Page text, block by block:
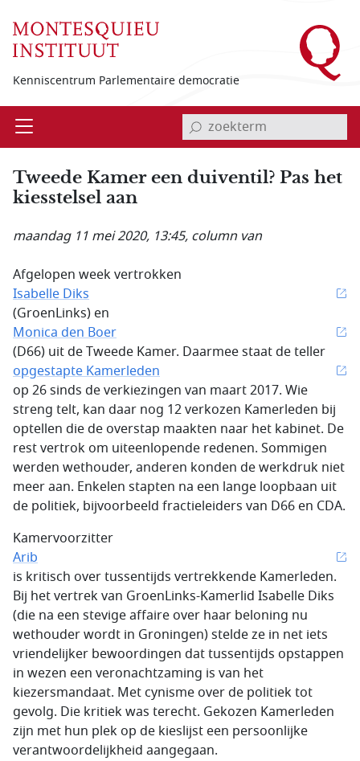
Kenniscentrum Parlementaire democratie
Open invoerveld zoekterm
Tweede Kamer een duiventil? Pas het
kiesstelsel aan
maandag 11 mei 2020, 13:45, column van
Afgelopen week vertrokken
Isabelle Diks
(GroenLinks) en
Monica den Boer
(D66) uit de Tweede Kamer. Daarmee staat de teller
opgestapte Kamerleden
op 26 sinds de verkiezingen van maart 2017. Wie
streng telt, kan daar nog 12 verkozen Kamerleden bij
optellen die de overstap maakten naar het kabinet. De
rest vertrok om uiteenlopende redenen. Sommigen
werden wethouder, anderen konden de werkdruk niet
meer aan. Enkelen stapten na een lange loopbaan uit
de politiek, bijvoorbeeld fractieleiders van D66 en CDA.
Kamervoorzitter
Arib
is kritisch over tussentijds vertrekkende Kamerleden.
Bij het vertrek van GroenLinks-Kamerlid Isabelle Diks
(die na een stevige affaire over haar beloning nu
wethouder wordt in Groningen) stelde ze in net iets
vriendelijker bewoordingen dat tussentijds opstappen
in wezen een veronachtzaming is van het
kiezersmandaat. Met cynisme over de politiek tot
gevolg. Die kritiek was terecht. Gekozen Kamerleden
zijn met hun plek op de kieslijst een persoonlijke
verantwoordelijkheid aangegaan.